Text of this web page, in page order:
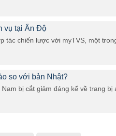
vụ tại Ấn Độ
tác chiến lược với myTVS, một
so với bản Nhật?
bị cắt giảm đáng kể về trang bị